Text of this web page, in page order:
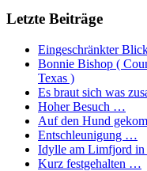
Letzte Beiträge
Eingeschränkter
Bonnie Bishop (
Texas )
Es braut sich was
Hoher Besuch …
Auf den Hund
Entschleunigung …
Idylle am Limfjord
Kurz festgehalten …